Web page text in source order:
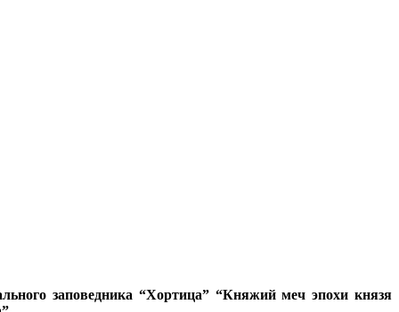
заповедника “Хортица” “Княжий меч эпохи князя